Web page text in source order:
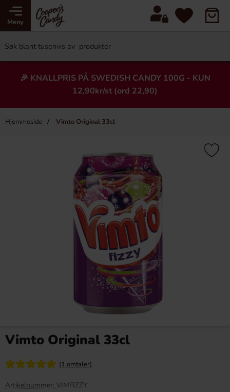
Meny
🎉 KNALLPRIS PÅ SWEDISH CANDY 100G - KUN
12,90kr/st (ord 22,90)
Hjemmeside Vimto Original 33cl
Heading
×
9.90 kr
Vimto Original 33cl
(1 omtaler)
Artikelnummer: VIMFIZZY